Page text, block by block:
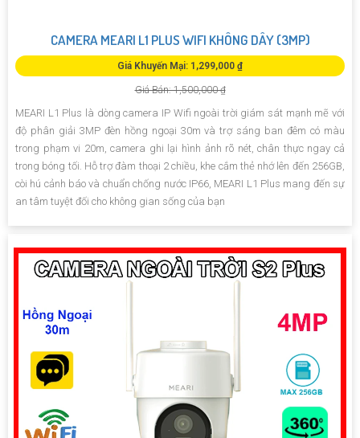
CAMERA MEARI L1 PLUS WIFI KHÔNG DÂY (3MP)
Giá Khuyến Mại: 1,299,000 ₫
Giá Bán: 1,500,000 ₫
MEARI L1 Plus là dòng camera IP Wifi ngoài trời giám sát mạnh mẽ với
độ phân giải 3MP đèn hồng ngoại 30m và trợ sáng ban đêm có màu
trong phạm vi 20m, camera ghi lại hình ảnh rõ nét, chân thực ngay cả
trong bóng tối. Hỗ trợ đàm thoại 2 chiều, khe cắm thẻ nhớ lên đến 256GB,
còi hú cảnh báo và chuẩn chống nước IP66, MEARI L1 Plus mang đến sự
an tâm tuyệt đối cho không gian sống của bạn